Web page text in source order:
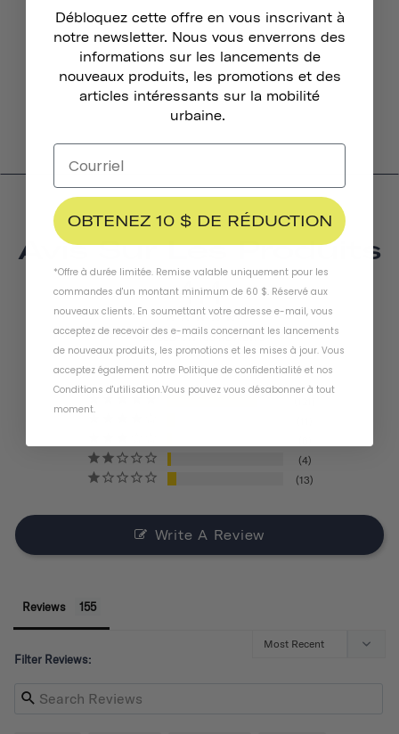
Avis Sur Les Produits
4.4
BASED ON 155 REVIEWS
4
13
Write A Review
Reviews
Filter Reviews:
Débloquez cette offre en vous inscrivant à
notre newsletter. Nous vous enverrons des
informations sur les lancements de
nouveaux produits, les promotions et des
articles intéressants sur la mobilité
urbaine.
OBTENEZ 10 $ DE RÉDUCTION
*Offre à durée limitée. Remise valable uniquement pour les
commandes d'un montant minimum de 60 $. Réservé aux
nouveaux clients. En soumettant votre adresse e-mail, vous
acceptez de recevoir des e-mails concernant les lancements
de nouveaux produits, les promotions et les mises à jour. Vous
acceptez également notre Politique de confidentialité et nos
Conditions d'utilisation.Vous pouvez vous désabonner à tout
moment.